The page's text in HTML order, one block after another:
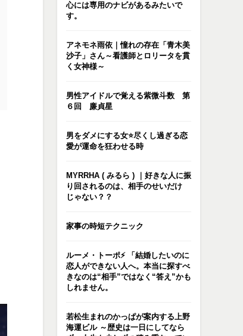
心には専用のナビがあるみたいで
す。
アネモネ雨依｜憧れの存在「青木美
沙子」さん～看護師とロリータを貫
く女神様～
男性アイドルで覚える紫微斗数 第
６回 廉貞星
男をダメにする女⭐️尽くし過ぎる恋
愛が運命を狂わせる時
MYRRHA ( みるら ) ｜好きな人に振
り回されるのは、相手のせいだけ
じゃない？？
家事の時短テクニック
ルーメ・トーポ⚡️ 「結婚したいのに
恋人ができない人へ。本当に探すべ
きなのは“相手”ではなく“答え”かも
しれません。
若松生まれのかっぱが案内する上野
海運ビル ～歴史は一日にしてなら